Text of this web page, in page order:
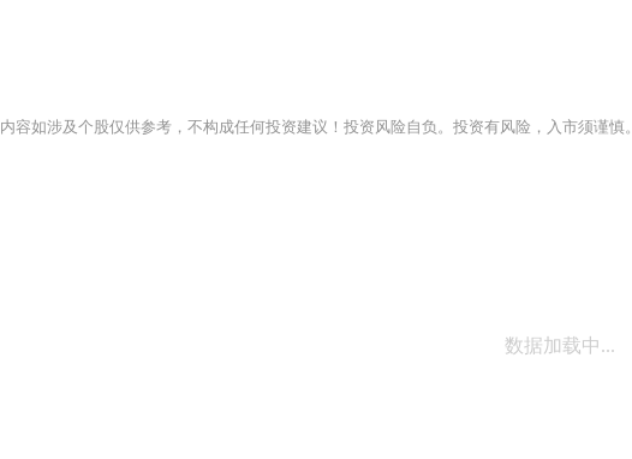
内容如涉及个股仅供参考，不构成任何投资建议！投资风险自负。投资有风险，入市须谨慎。
数据加载中...